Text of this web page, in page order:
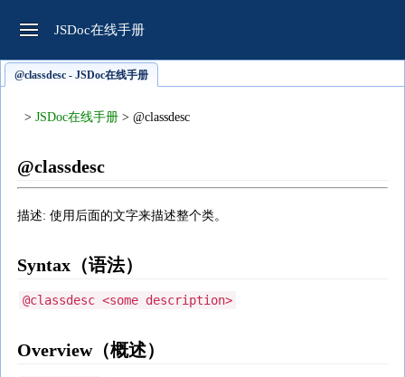
JSDoc在线手册
@classdesc - JSDoc在线手册
> JSDoc在线手册 > @classdesc
@classdesc
描述: 使用后面的文字来描述整个类。
Syntax（语法）
@classdesc <some description>
Overview（概述）